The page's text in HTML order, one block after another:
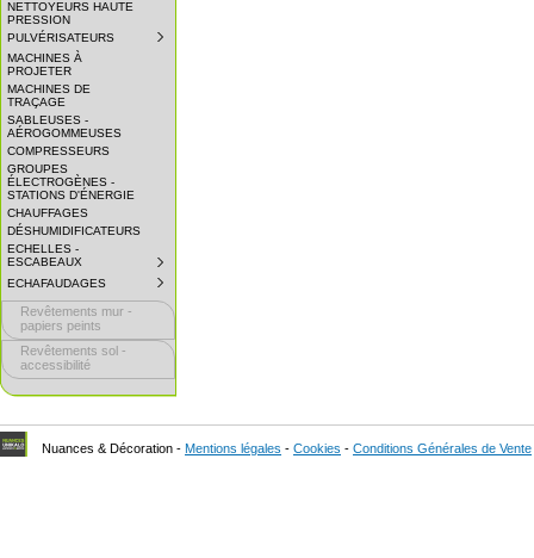
NETTOYEURS HAUTE
PRESSION
PULVÉRISATEURS
MACHINES À
PROJETER
MACHINES DE
TRAÇAGE
SABLEUSES -
AÉROGOMMEUSES
COMPRESSEURS
GROUPES
ÉLECTROGÈNES -
STATIONS D'ÉNERGIE
CHAUFFAGES
DÉSHUMIDIFICATEURS
ECHELLES -
ESCABEAUX
COLLAPSED.
CLICK
TO
EXPAND
ECHAFAUDAGES
COLLAPSED.
CLICK
EXPAND
SUBMENU.
Revêtements mur -
papiers peints
Revêtements sol -
accessibilité
Nuances & Décoration - Mentions légales - Cookies - Conditions Générales de Vente